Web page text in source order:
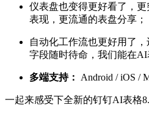
仪表盘也变得更好看了，
表现，更流通的表盘分享；
自动化工作流也更好用了
字段随时待命，我们能在AI
多端支持： Android / iOS /
一起来感受下全新的钉钉AI表格